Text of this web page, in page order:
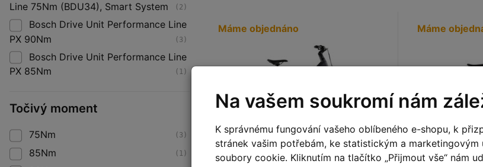
Máme objednáno Máme
Line 75Nm (BDU34), Smart System
(2)
Bosch Drive Unit Performance Line
PX 90Nm
(3)
Bosch Drive Unit Performance Line
PX 85Nm
(1)
Točivý moment
75Nm (3)
85Nm (1)
Na vašem soukromí nám
K správnému fungování vašeho oblíbeného e-shopu, k
stránek vašim potřebám, ke statistickým a marketingovým
soubory cookie. Kliknutím na tlačítko „Přijmout vše“ nám